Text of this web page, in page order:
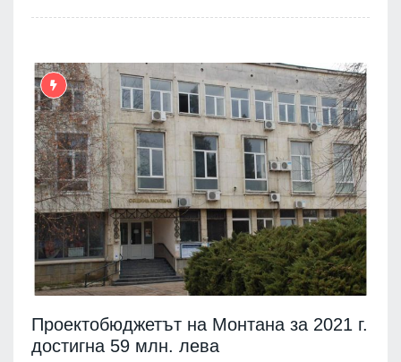
Проектобюджетът на Монтана за 2021 г.
достигна 59 млн. лева